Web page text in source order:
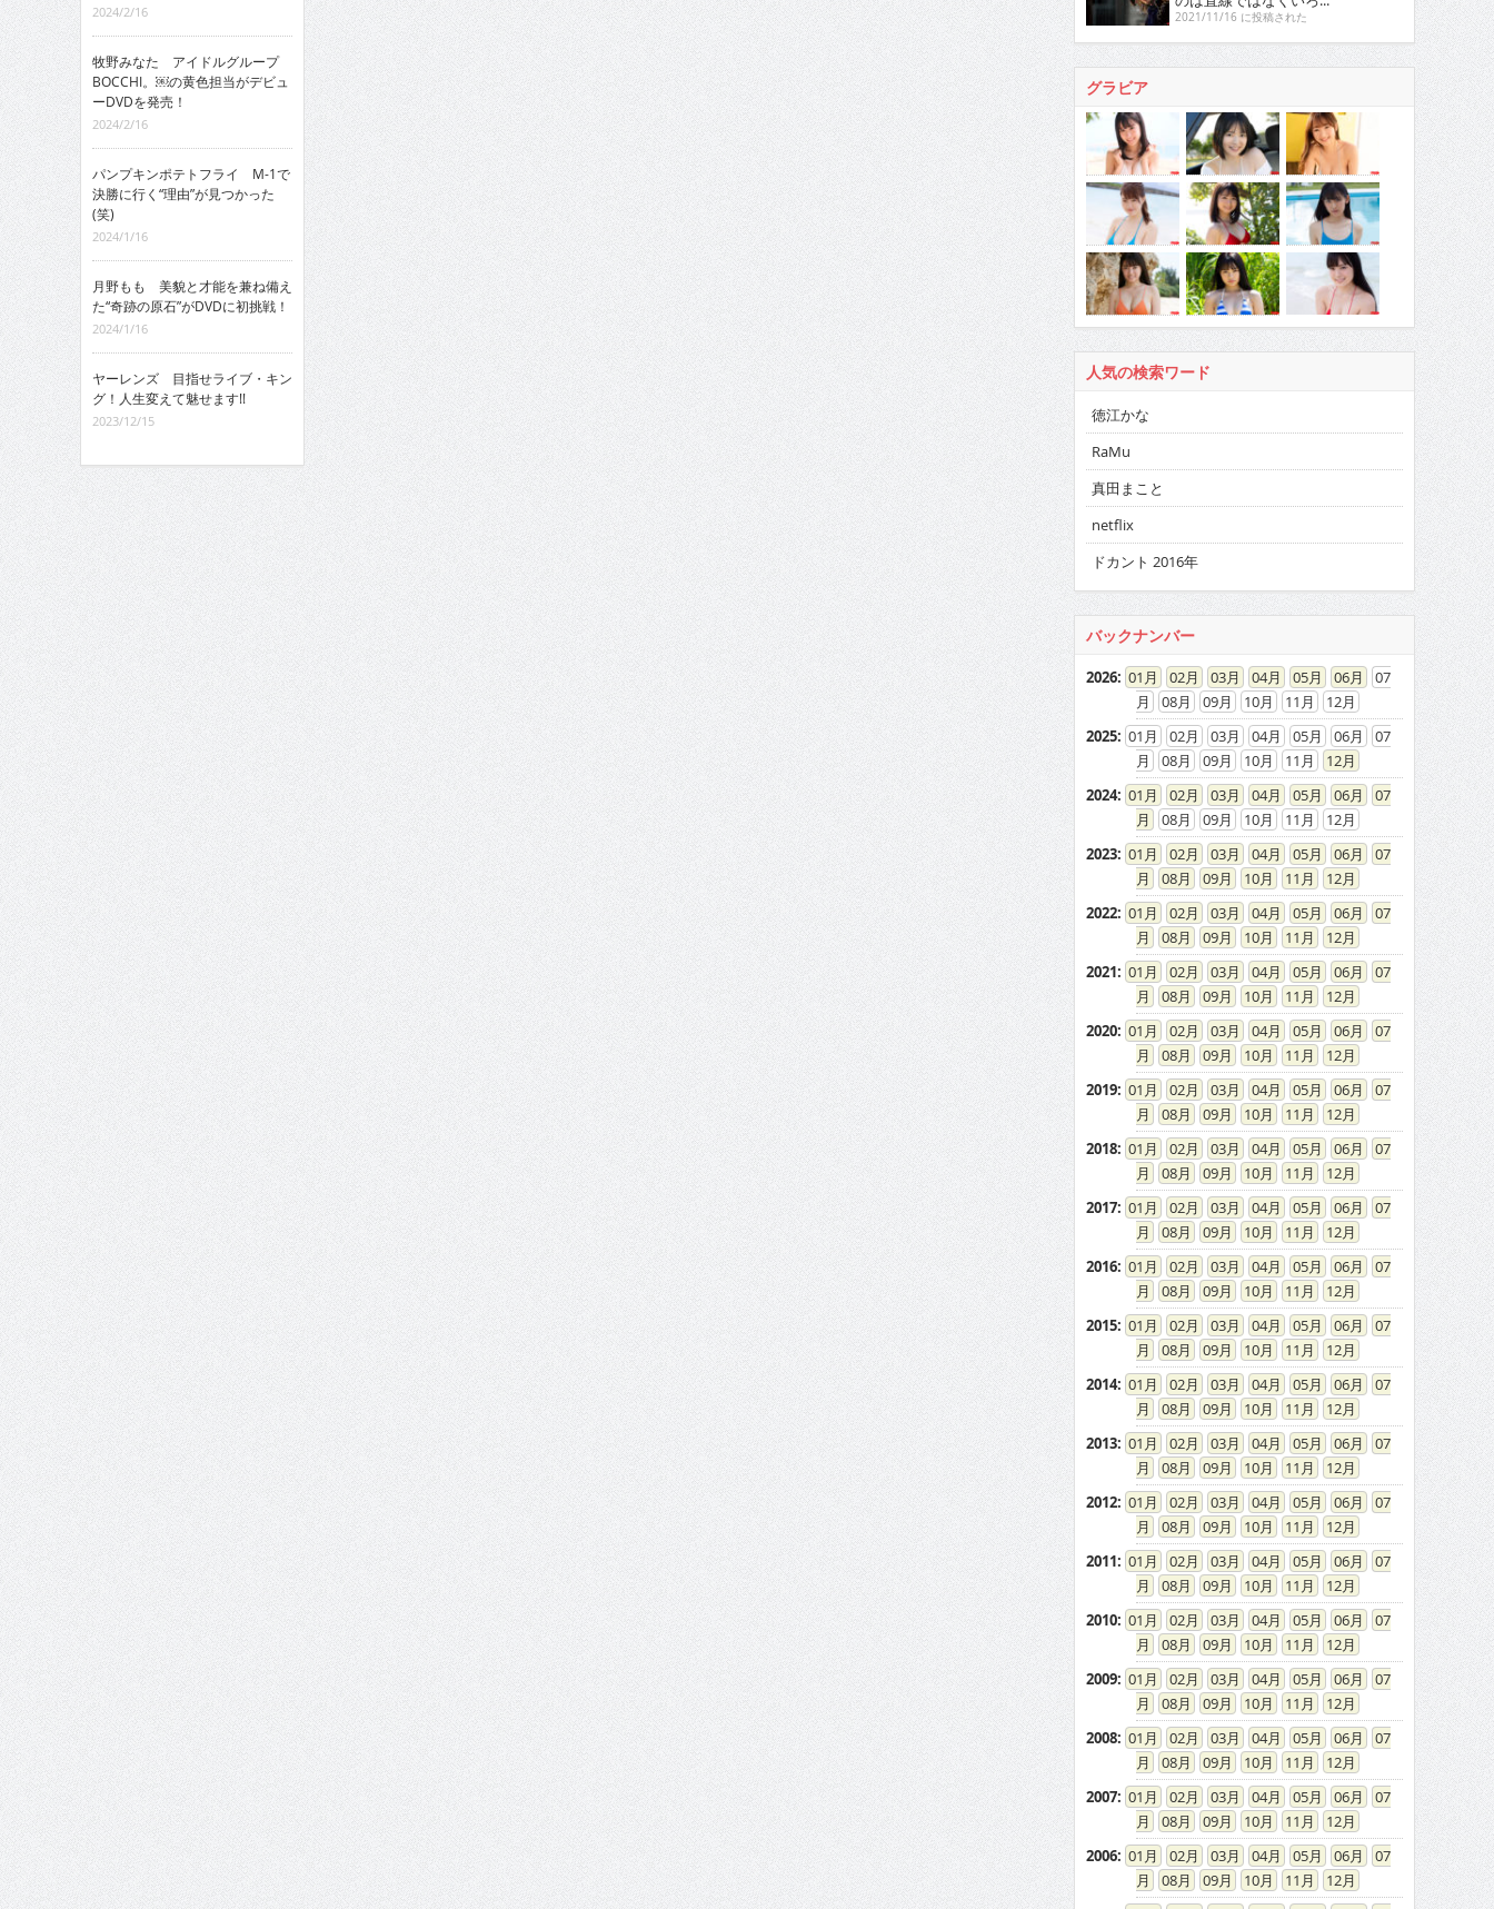
2024/2/16
牧野みなた アイドルグループ
BOCCHI。￼の黄色担当がデビュ
ーDVDを発売！
2024/2/16
パンプキンポテトフライ M-1で
決勝に行く“理由”が見つかった
(笑)
2024/1/16
月野もも 美貌と才能を兼ね備え
た“奇跡の原石”がDVDに初挑戦！
2024/1/16
ヤーレンズ 目指せライブ・キン
グ！人生変えて魅せます!!
2023/12/15
2021/11/16 に投稿された
グラビア
人気の検索ワード
徳江かな
RaMu
真田まこと
netflix
ドカント 2016年
バックナンバー
2026: 01 02 03 04 05 06
07
08
09 10 11
12
2025: 01 02 03 04 05 06
07
08
09 10 11
12
2024: 01 02 03 04 05 06
07
08
09 10 11
12
2023: 01 02 03 04 05 06
07
08
09 10 11
12
2022: 01 02 03 04 05 06
07
08
09 10 11
12
2021: 01 02 03 04 05 06
07
08
09 10 11
12
2020: 01 02 03 04 05 06
07
08
09 10 11
12
2019: 01 02 03 04 05 06
07
08
09 10 11
12
2018: 01 02 03 04 05 06
07
08
09 10 11
12
2017: 01 02 03 04 05 06
07
08
09 10 11
12
2016: 01 02 03 04 05 06
07
08
09 10 11
12
2015: 01 02 03 04 05 06
07
08
09 10 11
12
2014: 01 02 03 04 05 06
07
08
09 10 11
12
2013: 01 02 03 04 05 06
07
08
09 10 11
12
2012: 01 02 03 04 05 06
07
08
09 10 11
12
2011: 01 02 03 04 05 06
07
08
09 10 11
12
2010: 01 02 03 04 05 06
07
08
09 10 11
12
2009: 01 02 03 04 05 06
07
08
09 10 11
12
2008: 01 02 03 04 05 06
07
08
09 10 11
12
2007: 01 02 03 04 05 06
07
08
09 10 11
12
2006: 01 02 03 04 05 06
07
08
09 10 11
12